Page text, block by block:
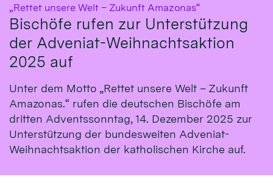
„Rettet unsere Welt – Zukunft Amazonas“
Bischöfe rufen zur Unterstützung
der Adveniat-Weihnachtsaktion
2025 auf
Unter dem Motto „Rettet unsere Welt – Zukunft
Amazonas.“ rufen die deutschen Bischöfe am
dritten Adventssonntag, 14. Dezember 2025 zur
Unterstützung der bundesweiten Adveniat-
Weihnachtsaktion der katholischen Kirche auf.